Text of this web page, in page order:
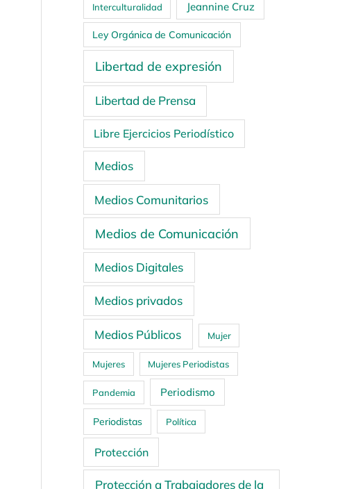
Interculturalidad Jeannine Cruz
Ley Orgánica de Comunicación
Libertad de expresión
Libertad de Prensa
Libre Ejercicios Periodístico
Medios
Medios Comunitarios
Medios de Comunicación
Medios Digitales
Medios privados
Medios Públicos Mujer
Mujeres Mujeres Periodistas
Pandemia Periodismo
Periodistas Política
Protección
Protección a Trabajadores de la